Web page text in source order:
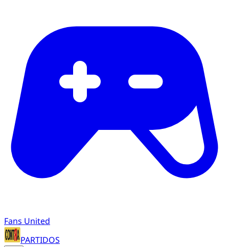
Fans United
PARTIDOS